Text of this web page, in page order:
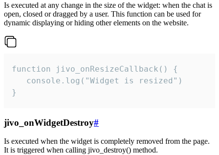
Is executed at any change in the size of the widget: when the chat is
open, closed or dragged by a user. This function can be used for
dynamic displaying or hiding other elements on the website.
function jivo_onResizeCallback() {
   console.log("Widget is resized")
}
jivo_onWidgetDestroy#
Is executed when the widget is completely removed from the page.
It is triggered when calling jivo_destroy() method.